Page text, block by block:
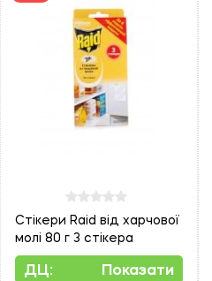
Cтікери Raid від харчової
молі 80 г 3 стікера
ДЦ: Показати